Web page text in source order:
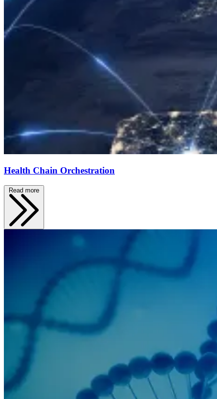
Health Chain Orchestration
Read more